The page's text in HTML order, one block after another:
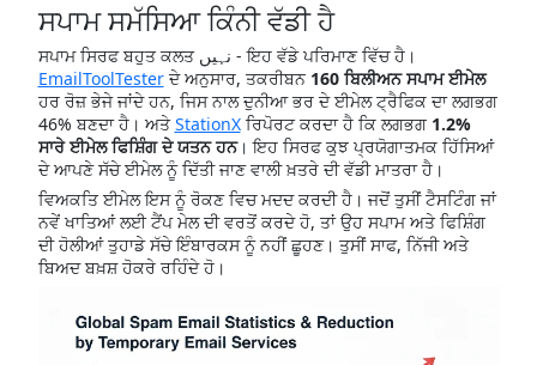
ਸਪਾਮ ਸਮੱਸਿਆ ਕਿੰਨੀ ਵੱਡੀ ਹੈ
ਸਪਾਮ ਸਿਰਫ ਬਹੁਤ ਕਲਤ نہیں - ਇਹ ਵੱਡੇ ਪਰਿਮਾਣ ਵਿੱਚ ਹੈ।
EmailToolTesterਦੇ ਅਨੁਸਾਰ, ਤਕਰੀਬਨ 160 ਬਿਲੀਅਨ ਸਪਾਮ ਈਮੇਲ
ਹਰ ਰੋਜ਼ ਭੇਜੇ ਜਾਂਦੇ ਹਨ, ਜਿਸ ਨਾਲ ਦੁਨੀਆ ਭਰ ਦੇ ਈਮੇਲ ਟ੍ਰੈਫਿਕ ਦਾ ਲਗਭਗ
46% ਬਣਦਾ ਹੈ। ਅਤੇStationXਰਿਪੋਰਟ ਕਰਦਾ ਹੈ ਕਿ ਲਗਭਗ 1.2%
ਸਾਰੇ ਈਮੇਲ ਫਿਸ਼ਿੰਗ ਦੇ ਯਤਨ ਹਨ। ਇਹ ਸਿਰਫ ਕੁਝ ਪ੍ਰਯੋਗਾਤਮਕ ਹਿੱਸਿਆਂ
ਦੇ ਆਪਣੇ ਸੱਚੇ ਈਮੇਲ ਨੂੰ ਦਿੱਤੀ ਜਾਣ ਵਾਲੀ ਖ਼ਤਰੇ ਦੀ ਵੱਡੀ ਮਾਤਰਾ ਹੈ।
ਵਿਅਕਤਿ ਈਮੇਲ ਇਸ ਨੂੰ ਰੋਕਣ ਵਿਚ ਮਦਦ ਕਰਦੀ ਹੈ। ਜਦੋਂ ਤੁਸੀਂ ਟੈਸਟਿੰਗ ਜਾਂ
ਨਵੇਂ ਖਾਤਿਆਂ ਲਈ ਟੈਂਪ ਮੇਲ ਦੀ ਵਰਤੋਂ ਕਰਦੇ ਹੋ, ਤਾਂ ਉਹ ਸਪਾਮ ਅਤੇ ਫਿਸ਼ਿੰਗ
ਦੀ ਹੋਲੀਆਂ ਤੁਹਾਡੇ ਸੱਚੇ ਇੰਬਾਰਕਸ ਨੂੰ ਨਹੀਂ ਛੂਹਣ। ਤੁਸੀਂ ਸਾਫ, ਨਿੱਜੀ ਅਤੇ
ਬਿਅਦ ਬਖ਼ਸ਼ ਹੋਕਰੇ ਰਹਿੰਦੇ ਹੋ।